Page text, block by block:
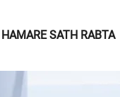
HAMARE SATH RABTA